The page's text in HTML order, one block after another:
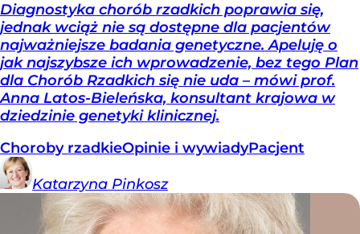
Diagnostyka chorób rzadkich poprawia się,
jednak wciąż nie są dostępne dla pacjentów
najważniejsze badania genetyczne. Apeluję o
jak najszybsze ich wprowadzenie, bez tego Plan
dla Chorób Rzadkich się nie uda – mówi prof.
Anna Latos-Bieleńska, konsultant krajowa w
dziedzinie genetyki klinicznej.
Choroby rzadkieOpinie i wywiadyPacjent
Katarzyna Pinkosz